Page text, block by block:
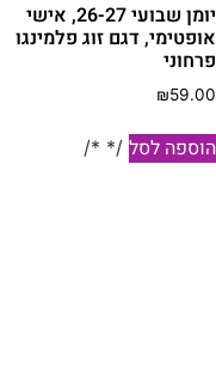
יומן שבועי 26-27, אישי
דגם זוג פלמינגו
₪
לסל /* */